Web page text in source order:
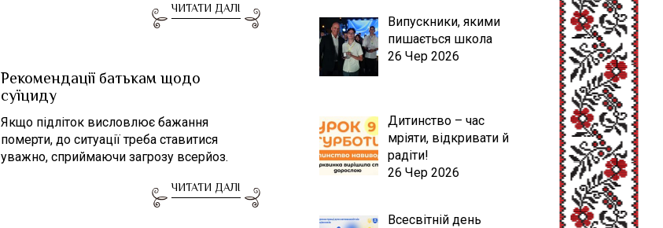
ЧИТАТИ ДАЛІ
Рекомендації батькам щодо
суїциду
Якщо підліток висловлює бажання
померти, до ситуації треба ставитися
уважно, сприймаючи загрозу всерйоз.
ЧИТАТИ ДАЛІ
Випускники, якими
пишається школа
26 Чер 2026
Дитинство – час
мріяти, відкривати й
радіти!
26 Чер 2026
Всесвітній день